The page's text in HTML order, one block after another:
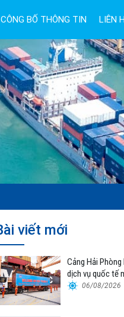
CÔNG BỐ THÔNG TIN LIÊN
viết mới
Cảng Hải
dịch vụ quốc tế
06/08/2026